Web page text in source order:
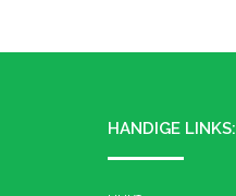
HANDIGE LINKS: